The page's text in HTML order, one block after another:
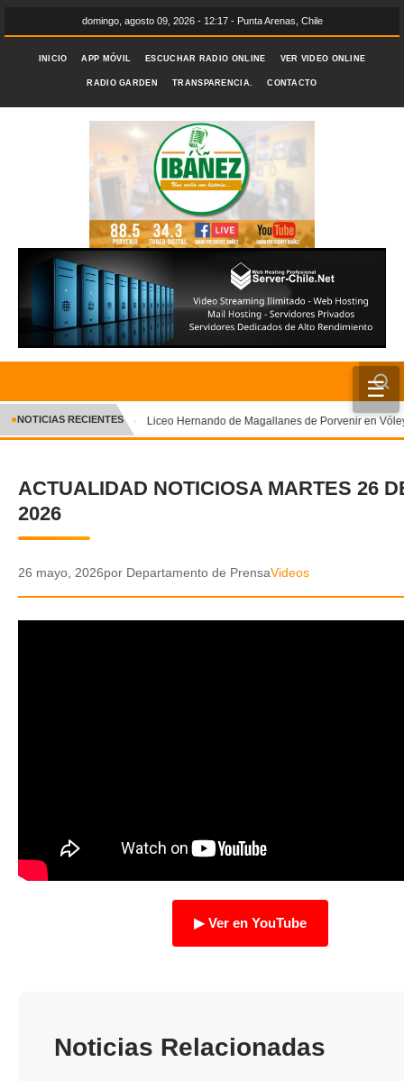
domingo, agosto 09, 2026 - 12:17 - Punta Arenas, Chile
INICIO APP MÓVIL ESCUCHAR RADIO ONLINE VER VIDEO ONLINE
RADIO GARDEN TRANSPARENCIA. CONTACTO
☰
INICIO
CRÓNICA
DEPORTES
POLICIAL
✕
●NOTICIAS RECIENTES Liceo Hernando de Magallanes de Porvenir en
ACTUALIDAD NOTICIOSA MARTES 26
2026
26 mayo, 2026por Departamento de PrensaVideos
▶ Ver en YouTube
Noticias Relacionadas